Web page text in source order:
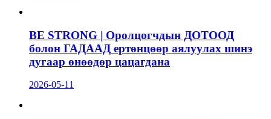
BE STRONG | Оролцогчдын ДОТООД
болон ГАДААД ертөнцөөр аялуулах шинэ
дугаар өнөөдөр цацагдана
2026-05-11